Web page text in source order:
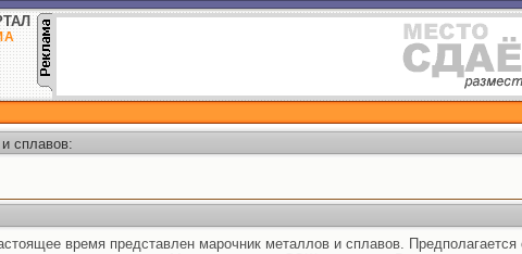
сплавов:
время представлен марочник металлов и сплавов. Предполагается